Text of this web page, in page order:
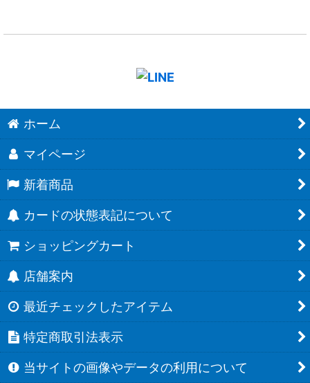
ホーム
マイページ
新着商品
カードの状態表記について
ショッピングカート
店舗案内
最近チェックしたアイテム
特定商取引法表示
当サイトの画像やデータの利用について